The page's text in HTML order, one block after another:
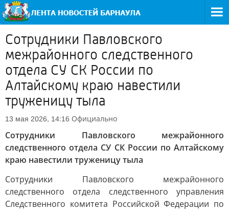
Сотрудники Павловского
межрайонного следственного
отдела СУ СК России по
Алтайскому краю навестили
труженицу тыла
13 мая 2026, 14:16 Официально
Сотрудники Павловского межрайонного
следственного отдела СУ СК России по Алтайскому
краю навестили труженицу тыла
Сотрудники Павловского межрайонного
следственного отдела следственного управления
Следственного комитета Российской Федерации по